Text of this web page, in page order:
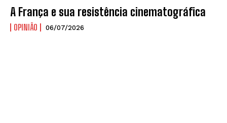
A França e sua resistência cinematográfica
OPINIÃO 06/07/2026